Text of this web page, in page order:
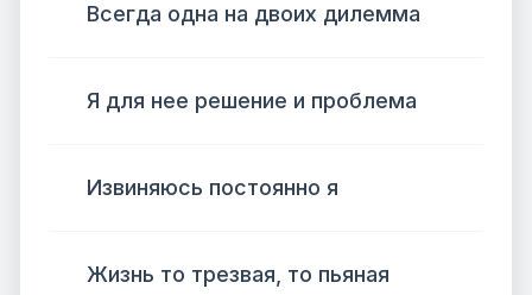
Всегда одна на двоих дилемма
Я для нее решение и проблема
Извиняюсь постоянно я
Жизнь то трезвая, то пьяная